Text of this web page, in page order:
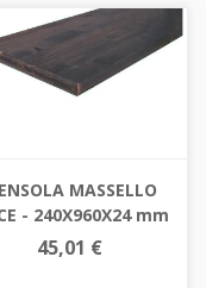
MASSELLO
- 240X960X24 mm
45,01 €